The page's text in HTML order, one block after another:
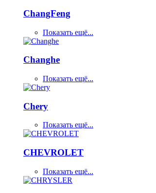
ChangFeng
Показать ещё...
Changhe
Показать ещё...
Chery
Показать ещё...
CHEVROLET
Показать ещё...